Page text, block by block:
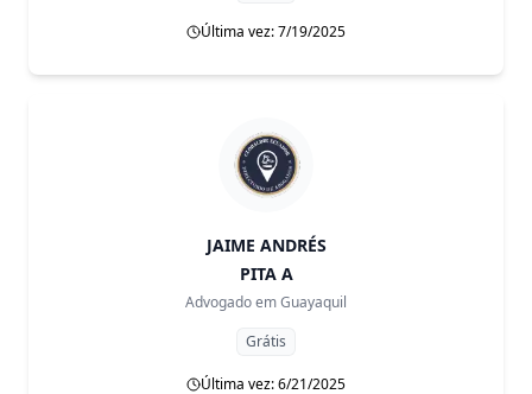
Última vez: 7/19/2025
JAIME ANDRÉS
PITA A
Advogado emGuayaquil
Grátis
Última vez: 6/21/2025